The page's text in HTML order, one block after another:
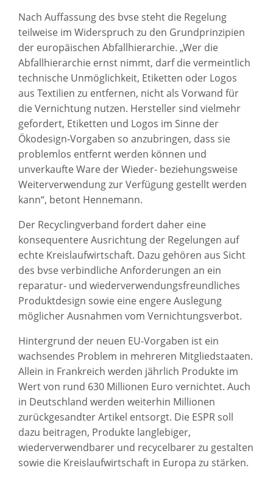
Nach Auffassung des bvse steht die Regelung
teilweise im Widerspruch zu den Grundprinzipien
der europäischen Abfallhierarchie. „Wer die
Abfallhierarchie ernst nimmt, darf die vermeintlich
technische Unmöglichkeit, Etiketten oder Logos
aus Textilien zu entfernen, nicht als Vorwand für
die Vernichtung nutzen. Hersteller sind vielmehr
gefordert, Etiketten und Logos im Sinne der
Ökodesign-Vorgaben so anzubringen, dass sie
problemlos entfernt werden können und
unverkaufte Ware der Wieder- beziehungsweise
Weiterverwendung zur Verfügung gestellt werden
kann“, betont Hennemann.
Der Recyclingverband fordert daher eine
konsequentere Ausrichtung der Regelungen auf
echte Kreislaufwirtschaft. Dazu gehören aus Sicht
des bvse verbindliche Anforderungen an ein
reparatur- und wiederverwendungsfreundliches
Produktdesign sowie eine engere Auslegung
möglicher Ausnahmen vom Vernichtungsverbot.
Hintergrund der neuen EU-Vorgaben ist ein
wachsendes Problem in mehreren Mitgliedstaaten.
Allein in Frankreich werden jährlich Produkte im
Wert von rund 630 Millionen Euro vernichtet. Auch
in Deutschland werden weiterhin Millionen
zurückgesandter Artikel entsorgt. Die ESPR soll
dazu beitragen, Produkte langlebiger,
wiederverwendbarer und recycelbarer zu gestalten
sowie die Kreislaufwirtschaft in Europa zu stärken.